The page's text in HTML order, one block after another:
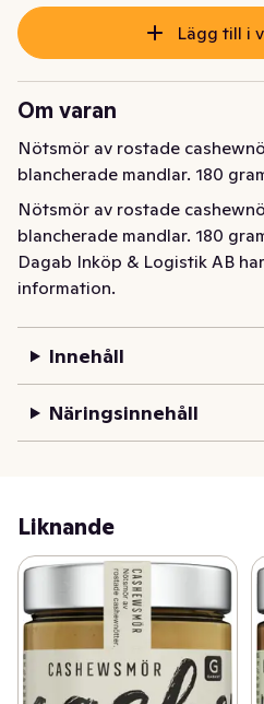
Lägg till i
Om varan
Nötsmör av rostade
blancherade mandlar. 180
Nötsmör av rostade
blancherade mandlar. 180
Dagab Inköp & Logistik AB
information.
Innehåll
Näringsinnehåll
Liknande